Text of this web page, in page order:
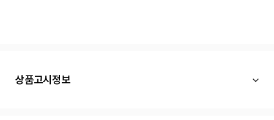
상품고시정보